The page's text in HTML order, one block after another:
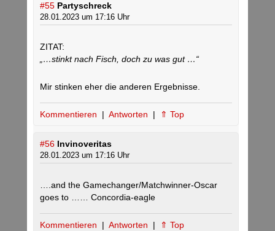
#55 Partyschreck
28.01.2023 um 17:16 Uhr
ZITAT:
„…stinkt nach Fisch, doch zu was gut …“
Mir stinken eher die anderen Ergebnisse.
Kommentieren | Antworten | ⇑ Top
#56 Invinoveritas
28.01.2023 um 17:16 Uhr
….and the Gamechanger/Matchwinner-Oscar
goes to …… Concordia-eagle
Kommentieren | Antworten | ⇑ Top